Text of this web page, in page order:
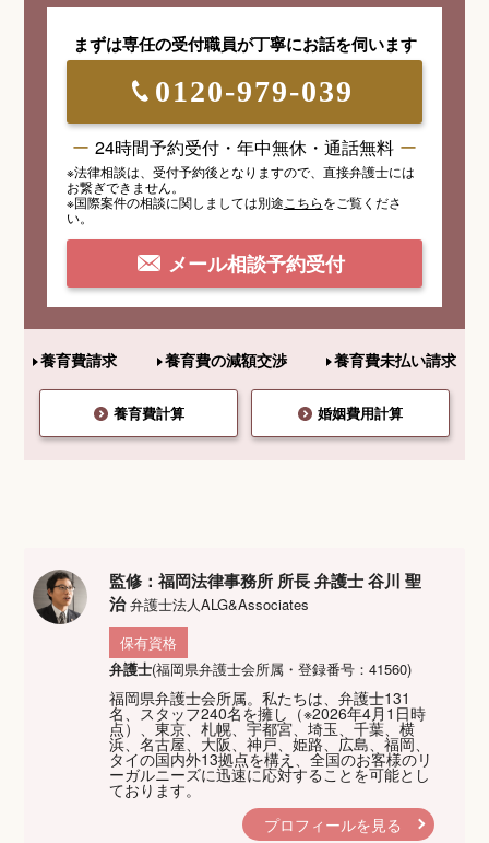
まずは専任の受付職員が丁寧にお話を伺います
0120-979-039
24時間予約受付・年中無休・通話無料
※法律相談は、受付予約後となりますので、 直接弁護士には
お繋ぎできません。
※国際案件の相談に関しましては別途 こちらをご覧くださ
い。
メール相談予約受付
養育費請求 養育費の減額交渉 養育費未払い請求
養育費計算 婚姻費用計算
監修：福岡法律事務所 所長 弁護士 谷川 聖
治弁護士法人ALG&Associates
保有資格
弁護士(福岡県弁護士会所属・登録番号：41560)
福岡県弁護士会所属。私たちは、弁護士131
名、スタッフ240名を擁し（※2026年4月1日時
点）、東京、札幌、宇都宮、埼玉、千葉、横
浜、名古屋、大阪、神戸、姫路、広島、福岡、
タイの国内外13拠点を構え、全国のお客様のリ
ーガルニーズに迅速に応対することを可能とし
ております。
プロフィールを見る